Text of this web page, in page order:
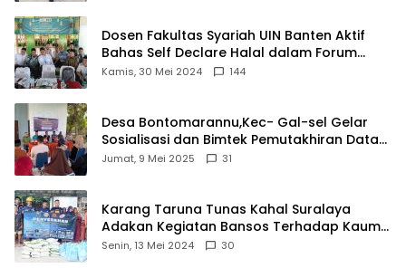
Dosen Fakultas Syariah UIN Banten Aktif
Bahas Self Declare Halal dalam Forum
Ijtima Ulama MUI
Kamis, 30 Mei 2024 144
Desa Bontomarannu,Kec- Gal-sel Gelar
Sosialisasi dan Bimtek Pemutakhiran Data
ID
Jumat, 9 Mei 2025 31
Karang Taruna Tunas Kahal Suralaya
Adakan Kegiatan Bansos Terhadap Kaum
Dhuafa dan Anak Yatim-Piatu
Senin, 13 Mei 2024 30